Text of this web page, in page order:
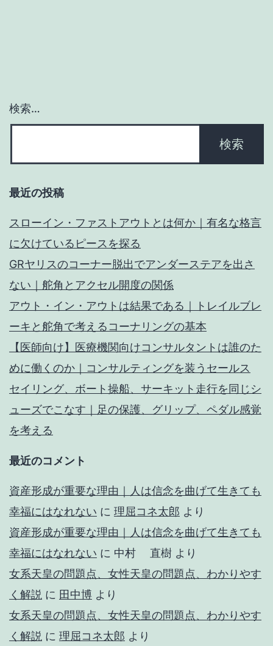
ン
検索…
最近の投稿
スローイン・ファストアウトとは何か｜有名な格言
に欠けているピースを探る
GRヤリスのコーナー脱出でアンダーステアを出さ
ない｜舵角とアクセル開度の関係
アウト・イン・アウトは結果である｜トレイルブレ
ーキと舵角で考えるコーナリングの基本
【医師向け】医療機関向けコンサルタントは誰のた
めに働くのか｜コンサルティングを装うセールス
セイリング、ボート操船、サーキット走行を同じシ
ューズでこなす｜足の保護、グリップ、ペダル感覚
を考える
最近のコメント
資産形成が重要な理由｜人は信念を曲げて生きても
幸福にはなれない に 理屈コネ太郎 より
資産形成が重要な理由｜人は信念を曲げて生きても
幸福にはなれない に 中村 直樹 より
女系天皇の問題点、女性天皇の問題点、わかりやす
く解説 に 田中博 より
女系天皇の問題点、女性天皇の問題点、わかりやす
く解説 に 理屈コネ太郎 より